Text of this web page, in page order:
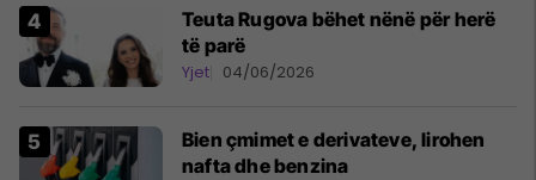
Teuta Rugova bëhet nënë për herë
të parë
Yjet 04/06/2026
Bien çmimet e derivateve, lirohen
nafta dhe benzina